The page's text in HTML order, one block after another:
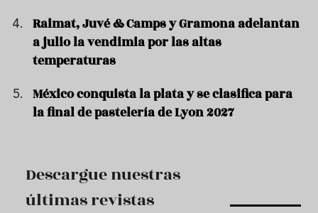
Raimat, Juvé & Camps y Gramona adelantan
a julio la vendimia por las altas
temperaturas
México conquista la plata y se clasifica para
la final de pastelería de Lyon 2027
Descargue nuestras
últimas revistas